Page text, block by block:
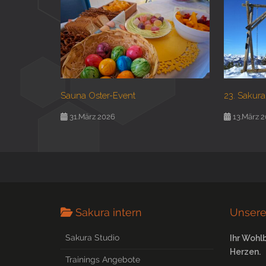
Sauna Oster-Event
31.März 2026
23.
13.März
Sakura intern
Sakura Studio
Trainings Angebote
Ihr
Herzen.